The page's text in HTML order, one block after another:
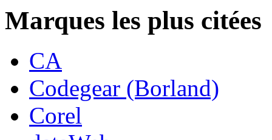
Marques les plus citées
CA
Codegear (Borland)
Corel